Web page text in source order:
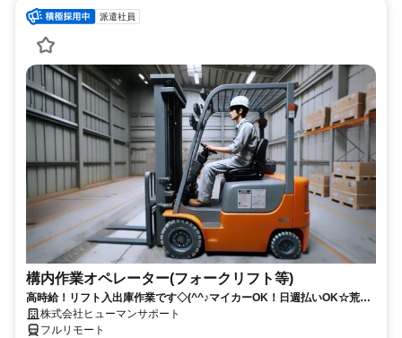
派遣社員
構内作業オペレーター(フォークリフト等)
高時給！リフト入出庫作業です◇(^^♪マイカーOK！日週払いOK☆荒本
駅★【シゴト№0619】
株式会社ヒューマンサポート
フルリモート